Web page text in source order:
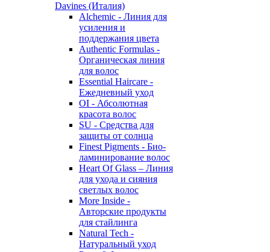
Davines (Италия)
Alchemic - Линия для
усиления и
поддержания цвета
Authentic Formulas -
Органическая линия
для волос
Essential Haircare -
Eжедневный уход
OI - Абсолютная
красота волос
SU - Средства для
защиты от солнца
Finest Pigments - Био-
ламинирование волос
Heart Of Glass – Линия
для ухода и сияния
светлых волос
More Inside -
Авторские продукты
для стайлинга
Natural Tech -
Натуральный уход